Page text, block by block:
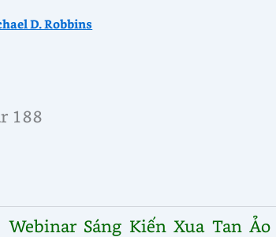
D. Robbins
188
Webinar Sáng Kiến Xua Tan Ảo